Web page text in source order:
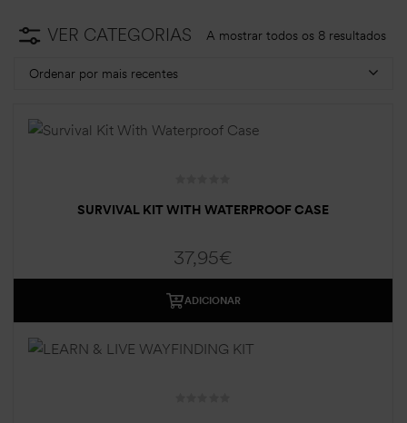
VER CATEGORIAS A mostrar todos os 8 resultados
Ordenar por mais recentes
SURVIVAL KIT WITH WATERPROOF CASE
37,95€
ADICIONAR